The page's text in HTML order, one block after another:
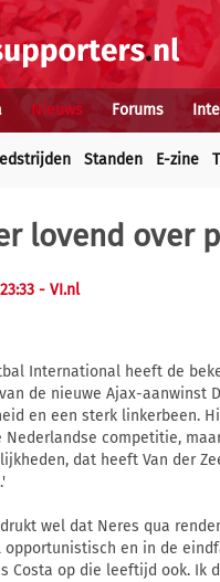
Nieuws Forums
Standen E-zine
lovend over
- VI.nl
International heeft de
de nieuwe Ajax-aanwinst
en een sterk linkerbeen.
Nederlandse competitie,
dat heeft Van der
wel dat Neres qua
en in de
Costa op die leeftijd ook. Ik